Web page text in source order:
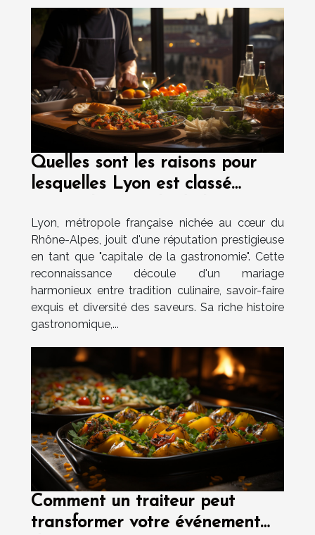
Quelles sont les raisons pour
lesquelles Lyon est classé
gastronomie ?
Lyon, métropole française nichée au cœur du
Rhône-Alpes, jouit d'une réputation prestigieuse
en tant que "capitale de la gastronomie". Cette
reconnaissance découle d'un mariage
harmonieux entre tradition culinaire, savoir-faire
exquis et diversité des saveurs. Sa riche histoire
gastronomique,...
Comment un traiteur peut
transformer votre événement